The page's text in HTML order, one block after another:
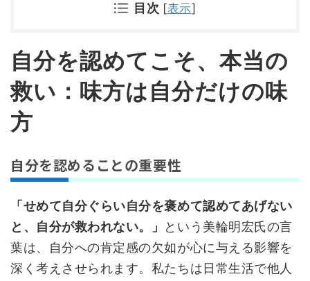
目次 [表示]
自分を認めてこそ、本当の
救い：味方は自分だけの味
方
自分を認めることの重要性
「せめて自分ぐらい自分を褒めて認めてあげない
と、自分が救われない。」
という美輪明宏氏の言
葉は、自分への肯定感の欠如が心に与える影響を
深く考えさせられます。私たちは日常生活で他人